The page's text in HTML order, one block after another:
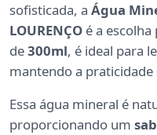
sofisticada, a Água
LOURENÇO é a
de300ml, é ideal para
mantendo a
Essa água mineral é
proporcionando um